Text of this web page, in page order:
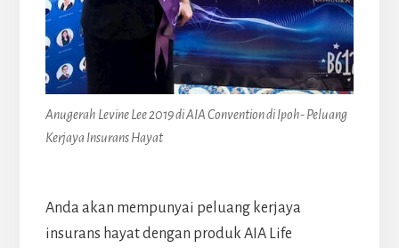
Anugerah Levine Lee 2019 di AIA Convention di Ipoh- Peluang
Kerjaya Insurans Hayat
Anda akan mempunyai peluang kerjaya
insurans hayat dengan produk AIA Life